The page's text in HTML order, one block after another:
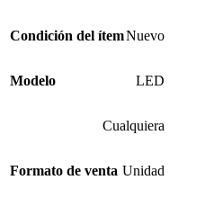
Condición del ítemNuevo
Modelo LED
Cualquiera
Formato de venta Unidad